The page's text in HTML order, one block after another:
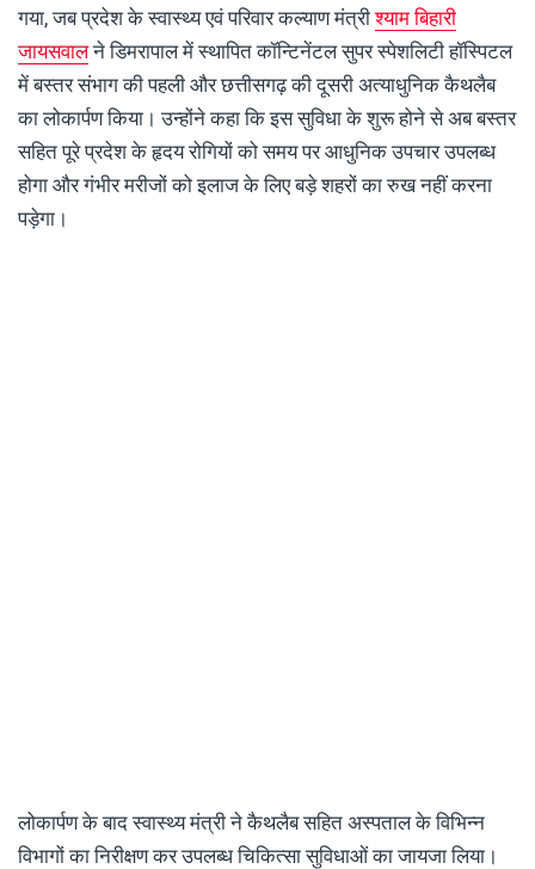
गया, जब प्रदेश के स्वास्थ्य एवं परिवार कल्याण मंत्रीश्याम बिहारी
जायसवालने डिमरापाल में स्थापित कॉन्टिनेंटल सुपर स्पेशलिटी हॉस्पिटल
में बस्तर संभाग की पहली और छत्तीसगढ़ की दूसरी अत्याधुनिक कैथलैब
का लोकार्पण किया। उन्होंने कहा कि इस सुविधा के शुरू होने से अब बस्तर
सहित पूरे प्रदेश के हृदय रोगियों को समय पर आधुनिक उपचार उपलब्ध
होगा और गंभीर मरीजों को इलाज के लिए बड़े शहरों का रुख नहीं करना
पड़ेगा।
लोकार्पण के बाद स्वास्थ्य मंत्री ने कैथलैब सहित अस्पताल के विभिन्न
विभागों का निरीक्षण कर उपलब्ध चिकित्सा सुविधाओं का जायजा लिया।